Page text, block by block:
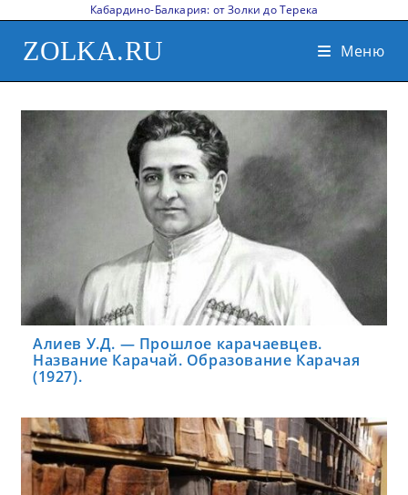
Кабардино-Балкария: от Золки до Терека
ZOLKA.RU Меню
Алиев У.Д. — Прошлое карачаевцев.
Название Карачай. Образование Карачая
(1927).